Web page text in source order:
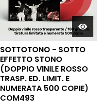
SOTTOTONO - SOTTO
EFFETTO STONO
(DOPPIO VINILE ROSSO
TRASP. ED. LIMIT. E
NUMERATA 500 COPIE)
COM493